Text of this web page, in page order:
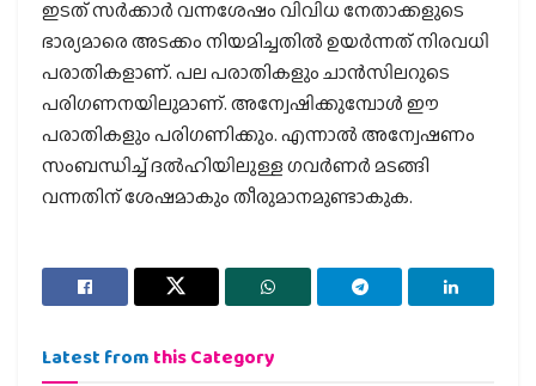
ഇടത് സര്‍ക്കാര്‍ വന്നശേഷം വിവിധ നേതാക്കളുടെ
ഭാര്യമാരെ അടക്കം നിയമിച്ചതില്‍ ഉയര്‍ന്നത് നിരവധി
പരാതികളാണ്. പല പരാതികളും ചാന്‍സിലറുടെ
പരിഗണനയിലുമാണ്. അന്വേഷിക്കുമ്പോള്‍ ഈ
പരാതികളും പരിഗണിക്കും. എന്നാല്‍ അന്വേഷണം
സംബന്ധിച്ച് ദല്‍ഹിയിലുള്ള ഗവര്‍ണര്‍ മടങ്ങി
വന്നതിന് ശേഷമാകും തീരുമാനമുണ്ടാകുക.
Latest from this Category